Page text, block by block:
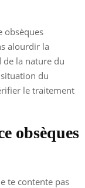
obsèques
alourdir la
la nature du
du
le traitement
obsèques
te contente pas